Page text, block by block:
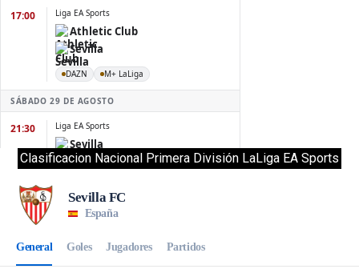
Clasificacion Nacional Primera División LaLiga EA Sports